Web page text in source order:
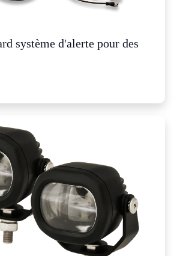
système d'alerte pour des